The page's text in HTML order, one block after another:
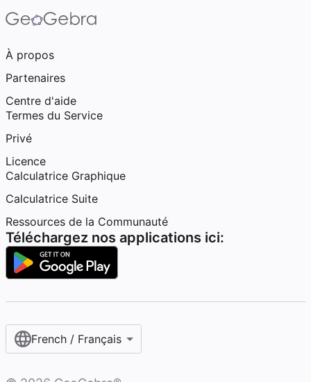
À propos
Partenaires
Centre d'aide
Termes du Service
Privé
Licence
Calculatrice Graphique
Calculatrice Suite
Ressources de la Communauté
Téléchargez nos applications ici:
French / Français‎